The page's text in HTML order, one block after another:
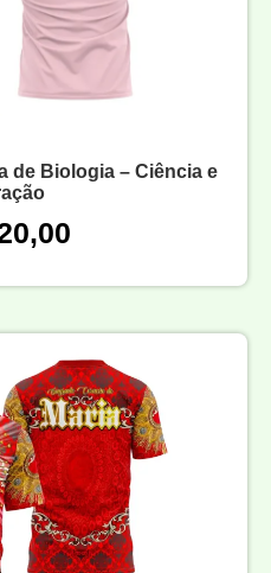
de Biologia – Ciência e